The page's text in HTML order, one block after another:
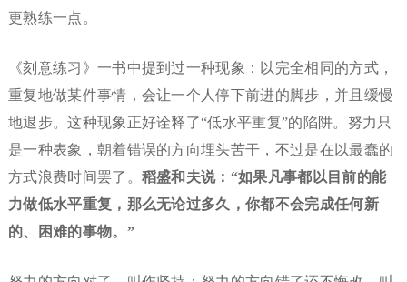
更熟练一点。
《刻意练习》一书中提到过一种现象：以完全相同的方式，
重复地做某件事情，会让一个人停下前进的脚步，并且缓慢
地退步。这种现象正好诠释了“低水平重复”的陷阱。努力只
是一种表象，朝着错误的方向埋头苦干，不过是在以最蠢的
方式浪费时间罢了。 稻盛和夫说：“如果凡事都以目前的能
力做低水平重复，那么无论过多久，你都不会完成任何新
的、困难的事物。”